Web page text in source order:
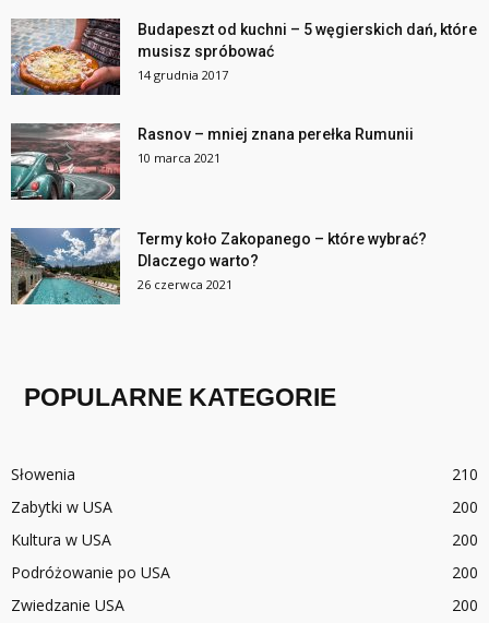
Budapeszt od kuchni – 5 węgierskich dań, które
musisz spróbować
14 grudnia 2017
Rasnov – mniej znana perełka Rumunii
10 marca 2021
Termy koło Zakopanego – które wybrać?
Dlaczego warto?
26 czerwca 2021
POPULARNE KATEGORIE
Słowenia
210
Zabytki w USA
200
Kultura w USA
200
Podróżowanie po USA
200
Zwiedzanie USA
200